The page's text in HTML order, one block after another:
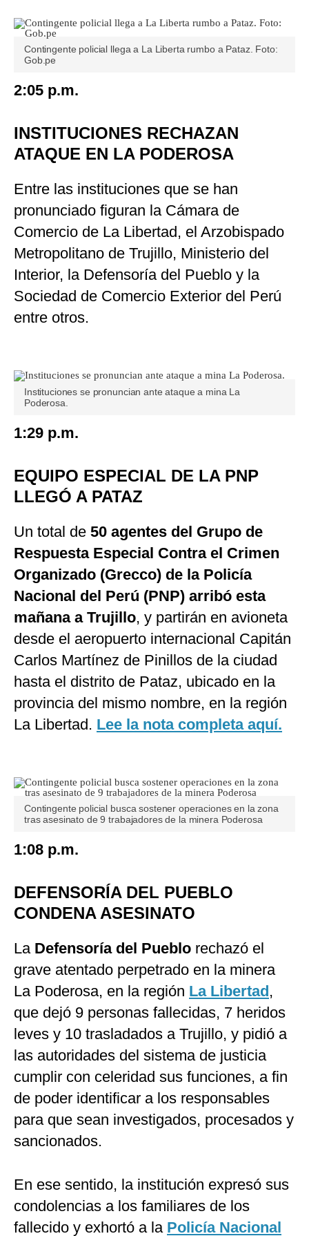
Contingente policial llega a La Liberta rumbo a Pataz. Foto:
Gob.pe
2:05 p.m.
INSTITUCIONES RECHAZAN
ATAQUE EN LA PODEROSA
Entre las instituciones que se han
pronunciado figuran la Cámara de
Comercio de La Libertad, el Arzobispado
Metropolitano de Trujillo, Ministerio del
Interior, la Defensoría del Pueblo y la
Sociedad de Comercio Exterior del Perú
entre otros.
Instituciones se pronuncian ante ataque a mina La
Poderosa.
1:29 p.m.
EQUIPO ESPECIAL DE LA PNP
LLEGÓ A PATAZ
Un total de 50 agentes del Grupo de
Respuesta Especial Contra el Crimen
Organizado (Grecco) de la Policía
Nacional del Perú (PNP) arribó esta
mañana a Trujillo, y partirán en avioneta
desde el aeropuerto internacional Capitán
Carlos Martínez de Pinillos de la ciudad
hasta el distrito de Pataz, ubicado en la
provincia del mismo nombre, en la región
La Libertad. Lee la nota completa aquí.
Contingente policial busca sostener operaciones en la zona
tras asesinato de 9 trabajadores de la minera Poderosa
1:08 p.m.
DEFENSORÍA DEL PUEBLO
CONDENA ASESINATO
La Defensoría del Pueblo rechazó el
grave atentado perpetrado en la minera
La Poderosa, en la región La Libertad,
que dejó 9 personas fallecidas, 7 heridos
leves y 10 trasladados a Trujillo, y pidió a
las autoridades del sistema de justicia
cumplir con celeridad sus funciones, a fin
de poder identificar a los responsables
para que sean investigados, procesados y
sancionados.
En ese sentido, la institución expresó sus
condolencias a los familiares de los
fallecido y exhortó a la Policía Nacional